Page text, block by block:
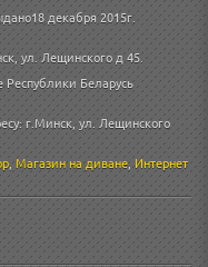
декабря 2015г.
ул. Лещинского д 45.
Республики Беларусь
г.Минск, ул. Лещинского
,Магазин на диване,Интернет